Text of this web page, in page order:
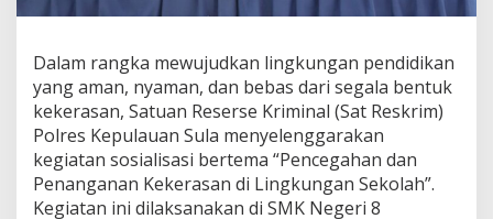
a
s
i
k
a
n
P
e
Dalam rangka mewujudkan lingkungan pendidikan
yang aman, nyaman, dan bebas dari segala bentuk
kekerasan, Satuan Reserse Kriminal (Sat Reskrim)
Polres Kepulauan Sula menyelenggarakan
kegiatan sosialisasi bertema “Pencegahan dan
Penanganan Kekerasan di Lingkungan Sekolah”.
Kegiatan ini dilaksanakan di SMK Negeri 8